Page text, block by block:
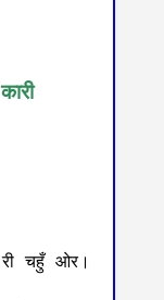
री चहुँ ओर।